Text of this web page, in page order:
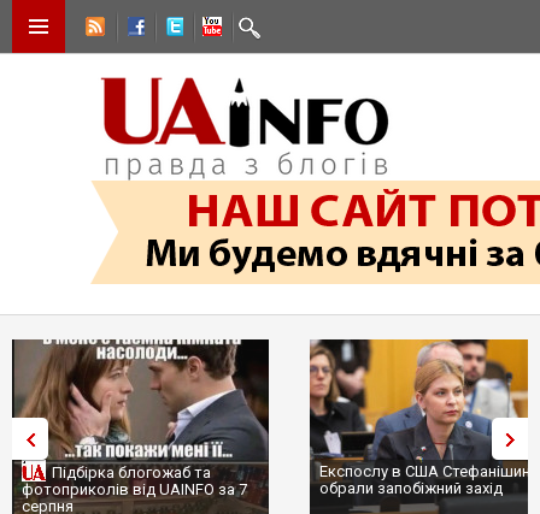
Експослу в США Стефанішиній
обрали запобіжний захід
Трамп не передасть Україні
сотні ракет до Patriot, бо у